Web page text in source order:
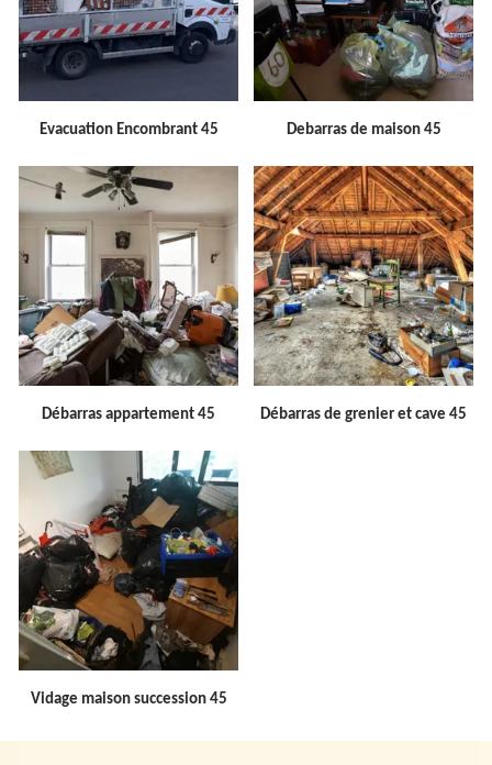
Evacuation Encombrant 45 Debarras de maison 45
Débarras appartement 45 Débarras de grenier et cave 45
Vidage maison succession 45